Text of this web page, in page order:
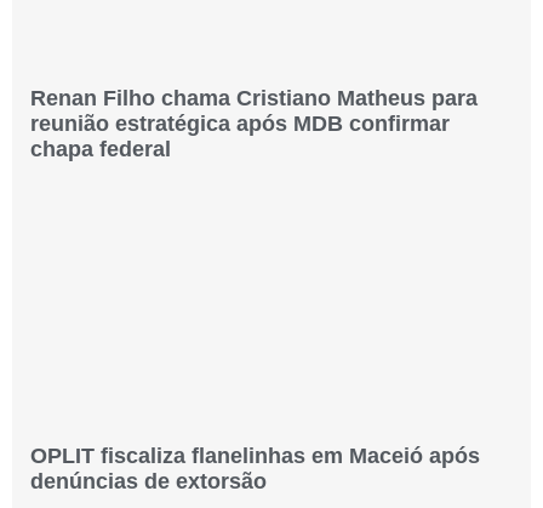
Renan Filho chama Cristiano Matheus para
reunião estratégica após MDB confirmar
chapa federal
OPLIT fiscaliza flanelinhas em Maceió após
denúncias de extorsão